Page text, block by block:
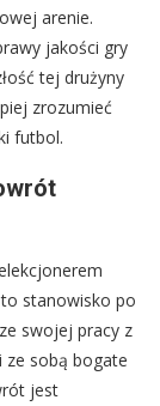
arenie.
jakości gry
tej drużyny
zrozumieć
futbol.
stanowisko po
swojej pracy z
ze sobą bogate
jest